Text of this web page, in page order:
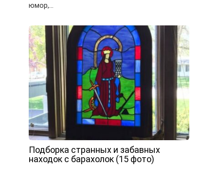
юмор,…
Подборка странных и забавных
находок с барахолок (15 фото)